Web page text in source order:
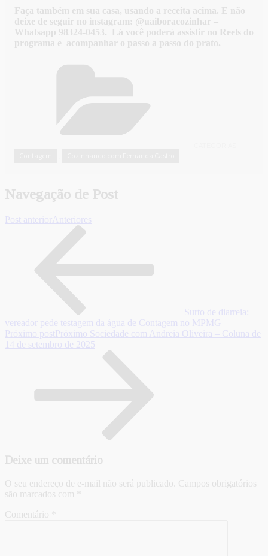
Faça também em sua casa, usando a receita acima. E não
deixe de seguir no instagram: @uaiboracozinhar –
Whatsapp 98324-0453. Lá você poderá assistir no Reels do
programa e acompanhar o passo a passo do prato.
Navegação de Post
Post anterior Anteriores
Surto de diarreia:
vereador pede testagem da água de Contagem no MPMG
Próximo post Próximo Sociedade com Andreia Oliveira – Coluna de
14 de setembro de 2025
Deixe um comentário
O seu endereço de e-mail não será publicado. Campos obrigatórios
são marcados com
Comentário